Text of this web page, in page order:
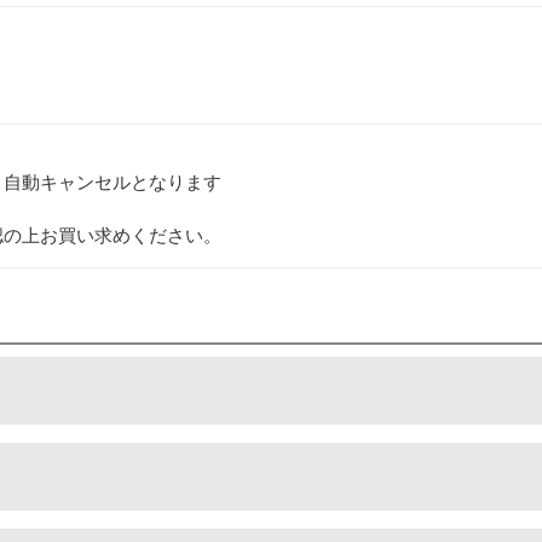
動キャンセルとなります
上お買い求めください。